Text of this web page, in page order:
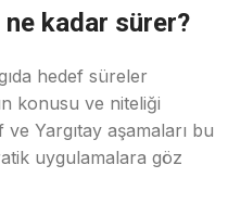
ne kadar sürer?
hedef süreler
konusu ve niteliği
Yargıtay aşamaları bu
uygulamalara göz